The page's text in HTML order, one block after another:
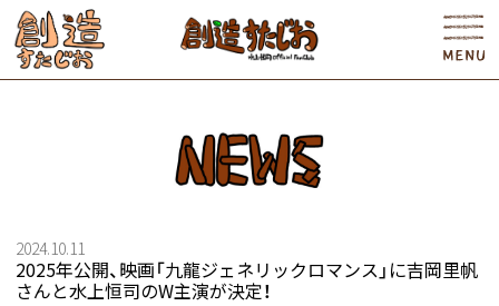
2024.10.11
2025年公開、映画「九龍ジェネリックロマンス」に吉岡里帆
さんと水上恒司のW主演が決定！